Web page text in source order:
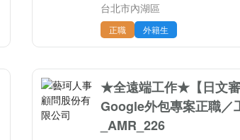
台北市內湖區
正職 外籍生
★全遠端工作★【日文
Google外包專案正職／
_AMR_226